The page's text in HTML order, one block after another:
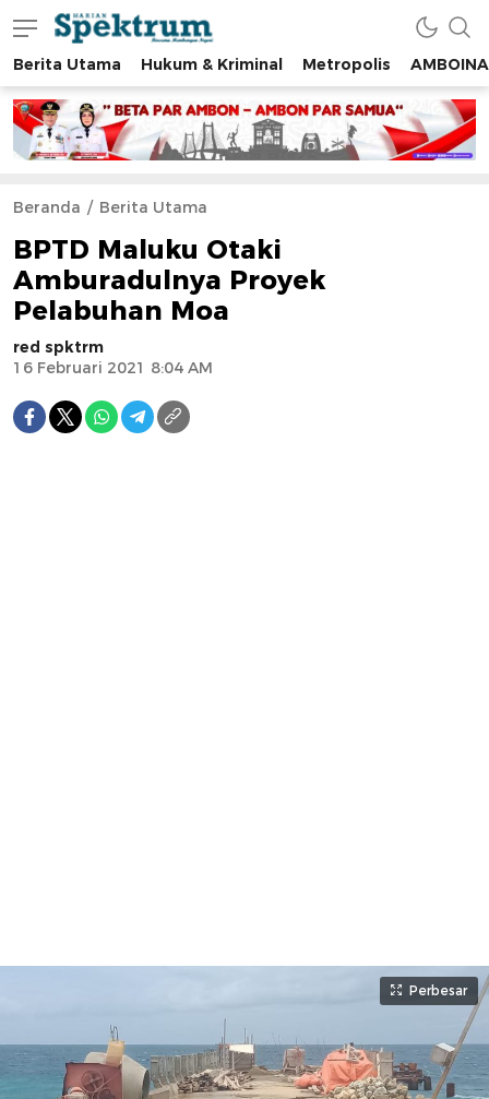
spektrumonline.com
Berita Utama Hukum & Kriminal Metropolis AMBOINA
Beranda Berita Utama
BPTD Maluku Otaki
Amburadulnya Proyek
Pelabuhan Moa
red spktrm
16 Februari 2021 8:04 AM
Perbesar